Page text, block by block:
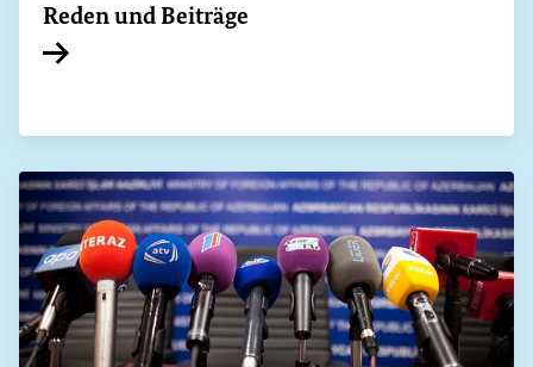
Reden und Beiträge